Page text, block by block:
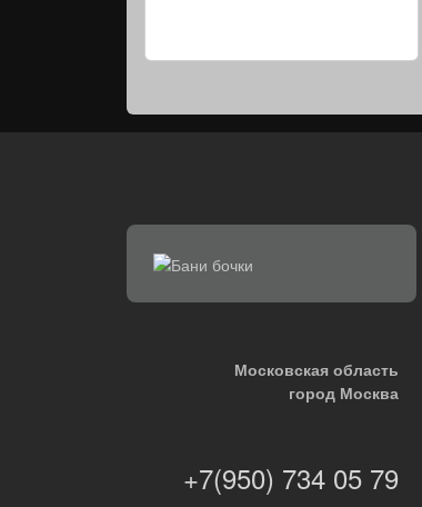
Московская область
город Москва
+7(950) 734 05 79